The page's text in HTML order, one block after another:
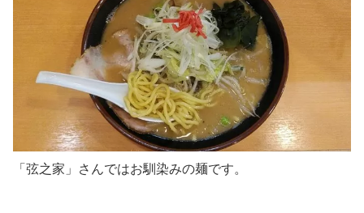
「弦之家」さんではお馴染みの麺です。